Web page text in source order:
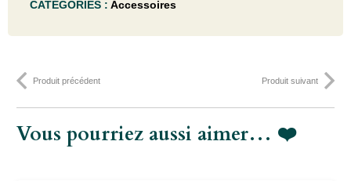
POUR
PIQUETS
140 -
CATÉGORIES : Accessoires
Produit précédent Produit suivant
Vous pourriez aussi aimer… ❤️